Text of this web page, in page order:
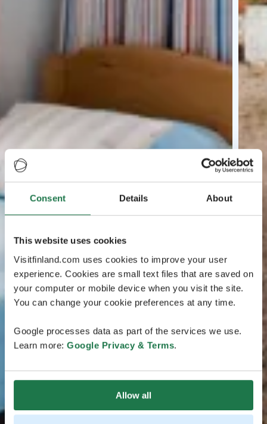
Consent Details About
This website uses cookies
Visitfinland.com uses cookies to improve your user
experience. Cookies are small text files that are saved on
your computer or mobile device when you visit the site.
You can change your cookie preferences at any time.
Google processes data as part of the services we use.
Learn more: Google Privacy & Terms.
Allow all